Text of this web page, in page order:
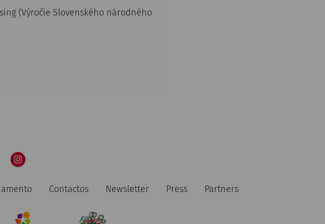
(Výročie Slovenského národného
Contactos Newsletter Press Partners